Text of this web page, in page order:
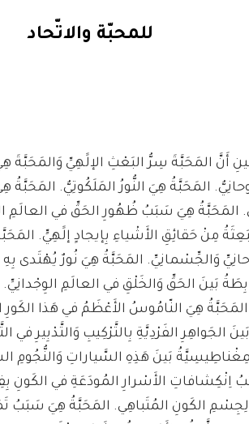
للمحبّة والاتّحاد
أَنَّ المَحَبَّةَ سِرُّ البَعْثِ الإلََهِيِّ وَالمَحَبَّةَ
المَحَبَّةُ هِيَ النُّورُ المَلَكُوتِيُّ.
المَحَبَّةُ هِيَ سَبَبُ ظُهُورِ الحَقِّ في العالَمِ
مِنْ حَقائِقِ الأَشْياءِ بِإيجادٍ إلََهِيٍّ.
وَالجِّسْمانِيِّ. المَحَبَّةُ هِيَ نُورٌ يُهْتَدى
بَينَ الحَقِّ وَالخَلْقِ في العالَمِ
المَحَبَّةُ هِيَ النّامُوسُ الأَعْظَمُ في هَذا
الجَواهِرِ الفَرْدِيَّةِ بِالتَّرْكِيبِ وَالتَّدْبِيرِ
بَينَ هَذِهِ السَّياراتِ وَالنُّجُومِ
اِنْكِشافاتِ الأَسْرارِ المُودَعَةِ في الكَونِ
لِجِسْمِ الكَونِ المُتَباهِي. المَحَبَّةُ هِيَ سَبَبُ